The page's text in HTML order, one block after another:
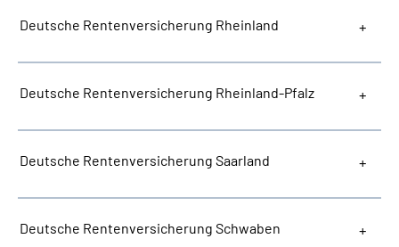
Deutsche Rentenversicherung Rheinland
Deutsche Rentenversicherung Rheinland-Pfalz
Deutsche Rentenversicherung Saarland
Deutsche Rentenversicherung Schwaben